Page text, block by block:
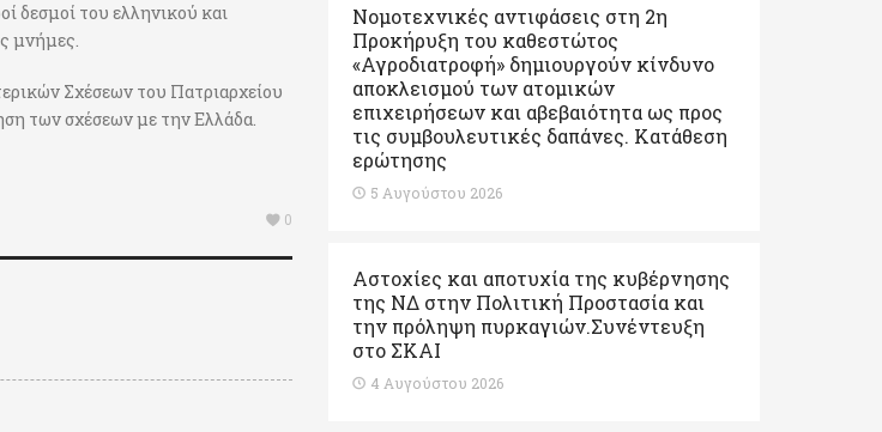
δεσμοί του ελληνικού και
μνήμες.
Σχέσεων του Πατριαρχείου
των σχέσεων με την Ελλάδα.
0
Νομοτεχνικές αντιφάσεις στη 2η
Προκήρυξη του καθεστώτος
«Αγροδιατροφή» δημιουργούν κίνδυνο
αποκλεισμού των ατομικών
επιχειρήσεων και αβεβαιότητα ως προς
τις συμβουλευτικές δαπάνες. Κατάθεση
ερώτησης
5 Αυγούστου 2026
Αστοχίες και αποτυχία της κυβέρνησης
της ΝΔ στην Πολιτική Προστασία και
την πρόληψη πυρκαγιών.Συνέντευξη
στο ΣΚΑΙ
4 Αυγούστου 2026